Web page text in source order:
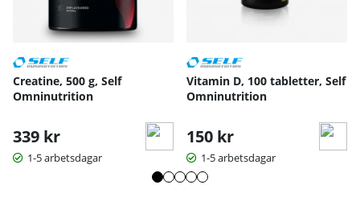
Creatine, 500 g, Self
Omninutrition
339 kr
1-5 arbetsdagar
Vitamin D, 100 tabletter, Self
Omninutrition
150 kr
1-5 arbetsdagar